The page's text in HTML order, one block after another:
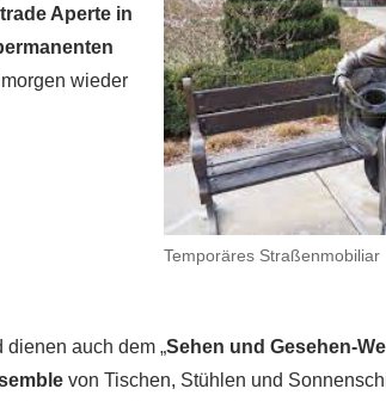
Aperte in
wieder
Temporäres Straßenmobiliar
dienen auch dem „Sehen und Gesehen-
von Tischen, Stühlen und